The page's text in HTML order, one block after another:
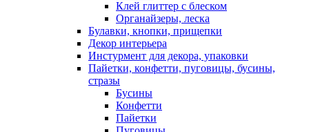
Клей глиттер с блеском
Органайзеры, леска
Булавки, кнопки, прищепки
Декор интерьера
Инстурмент для декора, упаковки
Пайетки, конфетти, пуговицы, бусины,
стразы
Бусины
Конфетти
Пайетки